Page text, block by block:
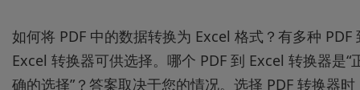
如何将 PDF 中的数据转换为 Excel 格式？有多种 PDF
Excel 转换器可供选择。哪个 PDF 到 Excel 转换器是“
确的选择”？答案取决于您的情况。选择 PDF 转换器时